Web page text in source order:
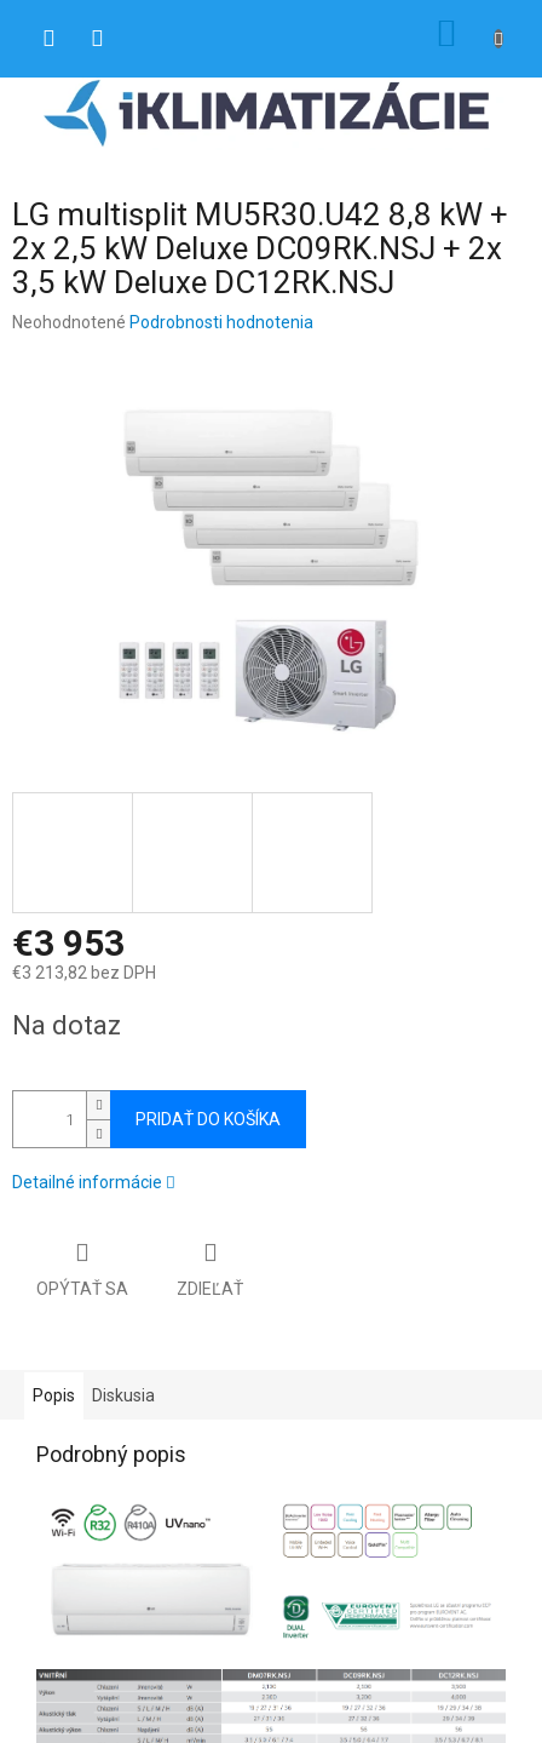
LG multisplit MU5R30.U42 8,8 kW +
2x 2,5 kW Deluxe DC09RK.NSJ + 2x
3,5 kW Deluxe DC12RK.NSJ
Priemerné
Neohodnotené Podrobnosti hodnotenia
€3 953
€3 213,82 bez DPH
cena:
Na dotaz
PRIDAŤ DO KOŠÍKA
Detailné informácie
OPÝTAŤ SA ZDIEĽAŤ
Popis Diskusia
Podrobný popis